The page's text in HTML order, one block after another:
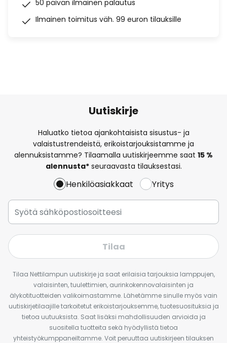
50 päivän ilmainen palautus
Ilmainen toimitus väh. 99 euron tilauksille
Uutiskirje
Haluatko tietoa ajankohtaisista sisustus- ja
valaistustrendeistä, erikoistarjouksistamme ja
alennuksistamme? Tilaamalla uutiskirjeemme saat 15 %
alennusta*seuraavasta tilauksestasi.
Henkilöasiakkaat Yritys
Tilaa
Tilaa Nettilampun uutiskirje ja saat erilaisia tarjouksia lamppujen,
valaisinten, tuulettimien, aurinkokennovalaisinten ja
älykotituotteiden valikoimastamme. Lähetämme sinulle myös vain
uutiskirjetilaajille tarkoitetut erikoistarjouksemme, tuotesuosituksia ja
tietoa uutuuksista. Saat lisäksi mahdollisuuden arvioida ja
suositella tuotteita sekä hyödyllistä tietoa
yhteistyökumppaneiltamme. Voit peruuttaa uutiskirjeen tilauksen